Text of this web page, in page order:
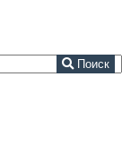
Поиск